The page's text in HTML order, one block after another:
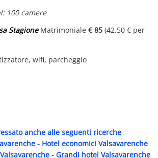
100 camere
StagioneMatrimoniale € 85 (42.50 € per
wifi, parcheggio
anche alle seguenti ricerche
- Hotel economici Valsavarenche
- Grandi hotel Valsavarenche